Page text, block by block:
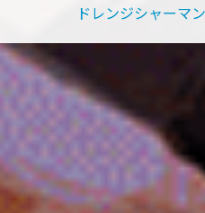
ドレンジシャーマン